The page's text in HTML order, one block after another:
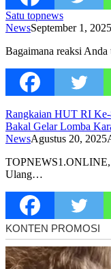
Satu topnews
NewsSeptember 1, 2025
Bagaimana reaksi
Rangkaian HUT RI Ke-
Bakal Gelar Lomba
NewsAgustus 20, 2025
TOPNEWS1.ONLINE,
Ulang…